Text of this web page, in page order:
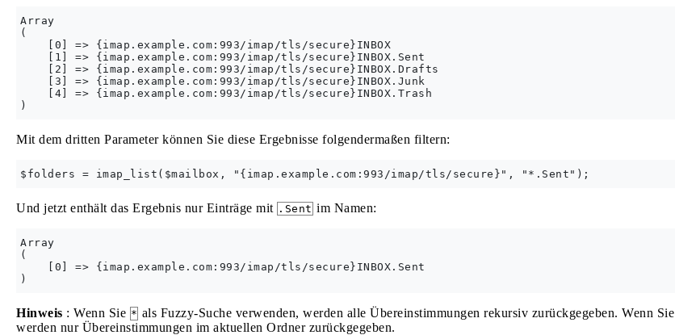
Array
(
    [0] => {imap.example.com:993/imap/tls/secure}INBOX
    [1] => {imap.example.com:993/imap/tls/secure}INBOX.Sent
    [2] => {imap.example.com:993/imap/tls/secure}INBOX.Drafts
    [3] => {imap.example.com:993/imap/tls/secure}INBOX.Junk
    [4] => {imap.example.com:993/imap/tls/secure}INBOX.Trash
Mit dem dritten Parameter können Sie diese Ergebnisse folgendermaßen filtern:
Und jetzt enthält das Ergebnis nur Einträge mit .Sent im Namen:
Array
(
    [0] => {imap.example.com:993/imap/tls/secure}INBOX.Sent
Hinweis : Wenn Sie * als Fuzzy-Suche verwenden, werden alle Übereinstimmungen rekursiv zurückgegeben. Wenn Sie
werden nur Übereinstimmungen im aktuellen Ordner zurückgegeben.